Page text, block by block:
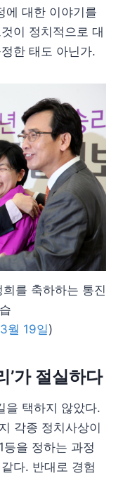
에 대한 이야기를
이 정치적으로 대
한 태도 아닌가.
를 축하하는 통진
월 19일)
’가 절실하다
을 택하지 않았다.
각종 정치사상이
등을 정하는 과정
다. 반대로 경험